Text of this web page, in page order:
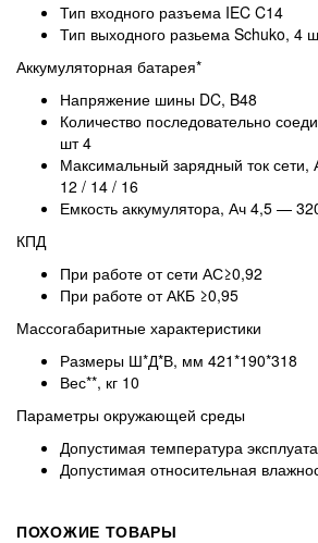
Тип входного разъема IEC C14
Тип выходного разьема Schuko, 4
Аккумуляторная батарея*
Напряжение шины DC, B48
Количество последовательно
шт4
Максимальный зарядный ток сети,
12 / 14 / 16
Емкость аккумулятора, Ач 4,5 —
КПД
При работе от сети АС≥0,92
При работе от АКБ ≥0,95
Массогабаритные характеристики
Размеры Ш*Д*В, мм 421*190*318
Вес**, кг 10
Параметры окружающей среды
Допустимая температура
Допустимая относительная
ПОХОЖИЕ ТОВАРЫ